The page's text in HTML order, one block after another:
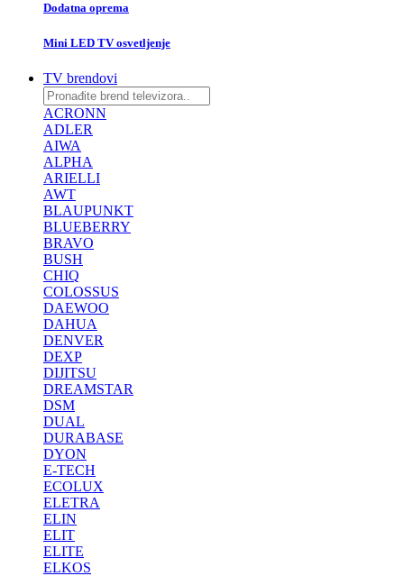
Dodatna oprema
Mini LED TV osvetljenje
TV brendovi
ACRONN
ADLER
AIWA
ALPHA
ARIELLI
AWT
BLAUPUNKT
BLUEBERRY
BRAVO
BUSH
CHIQ
COLOSSUS
DAEWOO
DAHUA
DENVER
DEXP
DIJITSU
DREAMSTAR
DSM
DUAL
DURABASE
DYON
E-TECH
ECOLUX
ELETRA
ELIN
ELIT
ELITE
ELKOS